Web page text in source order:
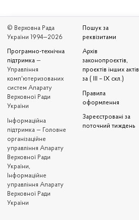
© Верховна Рада
України 1994—2026
Програмно-технічна
підтримка —
Управління
комп'ютеризованих
систем Апарату
Верховної Ради
України
Iнформаційна
підтримка — Головне
організаційне
управління Апарату
Верховної Ради
України,
Інформаційне
управління Апарату
Верховної Ради
України
Пошук за
реквізитами
Архів
законопроєктів,
проєктів інших актів
за ( III – IX скл.)
Правила
оформлення
Зареєстровані за
поточний тиждень